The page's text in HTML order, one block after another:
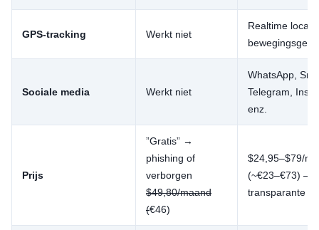
GPS-tracking Werkt niet
Realtime
Sociale media Werkt niet
WhatsApp,
Telegram,
enz.
Prijs
”Gratis” →
phishing of
verborgen
$49,80/maand
(€46)
$24,95–$79/
(~€23–€73) —
transparante